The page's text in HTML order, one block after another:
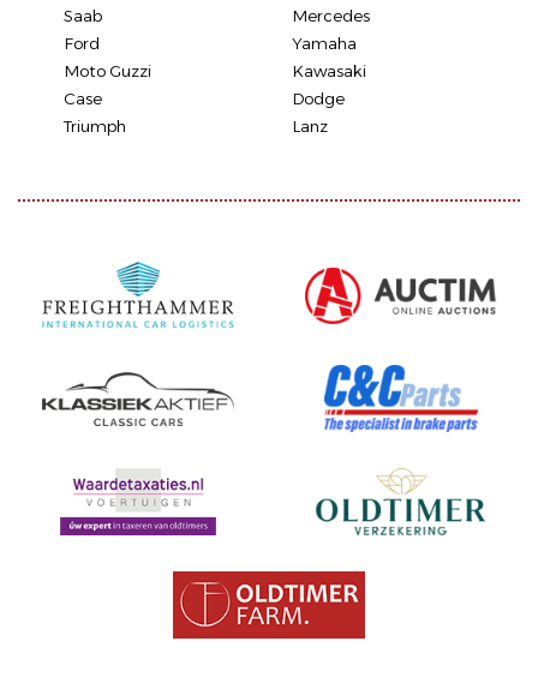
Saab
Mercedes
Ford
Yamaha
Moto Guzzi
Kawasaki
Case
Dodge
Triumph
Lanz